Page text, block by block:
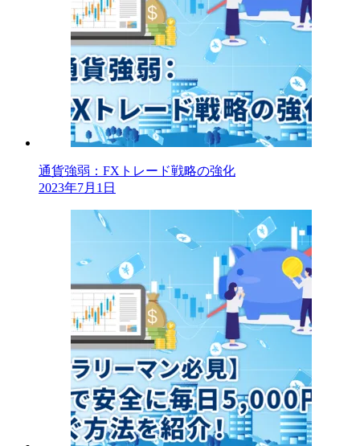
通貨強弱：FXトレード戦略の強化
2023年7月1日